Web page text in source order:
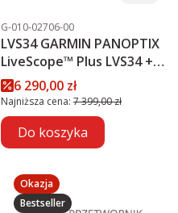
Kod produktu
G-010-02706-00
LVS34 GARMIN PANOPTIX
LiveScope™ Plus LVS34 +
MODUŁ GLS 10™
PROMOCJA
Cena promocyjna
6 290,00 zł
Najniższa cena: 7 399,00 zł
Do koszyka
Okazja
Bestseller